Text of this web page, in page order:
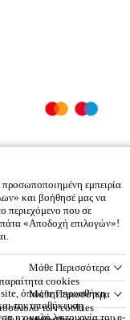
εμπειρία
και βοήθησέ μας να
περιεχόμενο που σε
πάτα «Αποδοχή επιλογών»!
Μάθε Περισσότερα
cookies
site, όπως την προσθήκη
την αποθήκευση
η ομαλή λειτουργία του e-
Μάθε Περισσότερα
των cookies